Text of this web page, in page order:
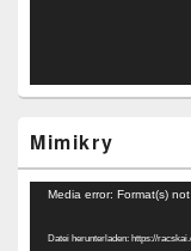
Mimikry
Video-
Media error: Format(s)
Datei herunterladen: https://